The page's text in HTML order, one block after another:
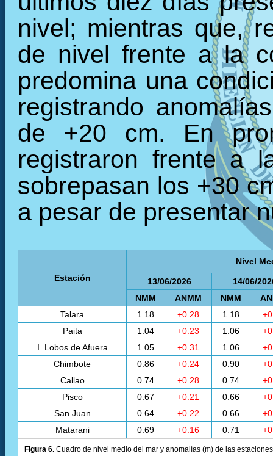
nivel; mientras que,
de nivel frente a la
predomina una
registrando
de +20 cm. En
registraron frente a
sobrepasan los +30
a pesar de presentar
Estación
Nivel
13/06/2026
14/06/
NMM
ANMM NMM
Talara
1.18 +0.28 1.18
Paita
1.04 +0.23 1.06
I. Lobos de Afuera
1.05 +0.31 1.06
Chimbote
0.86 +0.24 0.90
Callao
0.74 +0.28 0.74
Pisco
0.67 +0.21 0.66
San Juan
0.64 +0.22 0.66
Matarani
0.69 +0.16 0.71
Figura 6. Cuadro de nivel medio del mar y anomalías (m) de las